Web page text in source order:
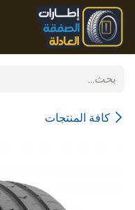
تخطي للذهاب إلى المحتوى
كافة المنتجات